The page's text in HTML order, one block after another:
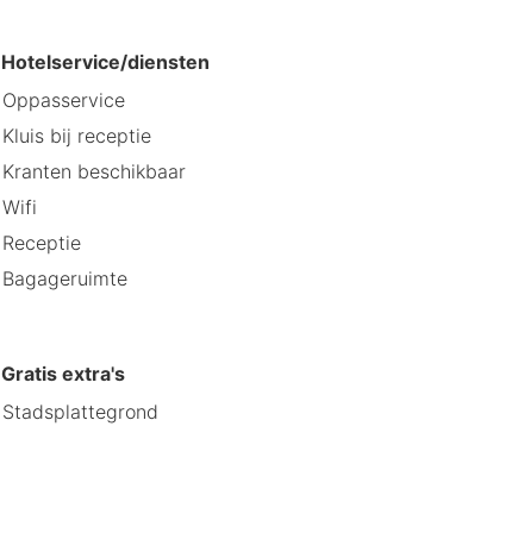
Hotelservice/diensten
Oppasservice
Kluis bij receptie
Kranten beschikbaar
Wifi
Receptie
Bagageruimte
Gratis extra's
Stadsplattegrond